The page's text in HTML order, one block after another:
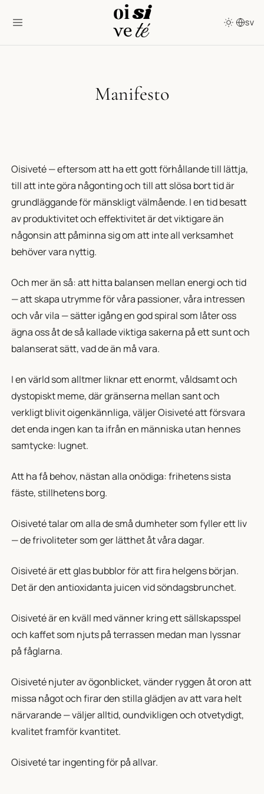
SV
Manifesto
Oisiveté — eftersom att ha ett gott förhållande till lättja,
till att inte göra någonting och till att slösa bort tid är
grundläggande för mänskligt välmående. I en tid besatt
av produktivitet och effektivitet är det viktigare än
någonsin att påminna sig om att inte all verksamhet
behöver vara nyttig.
Och mer än så: att hitta balansen mellan energi och tid
— att skapa utrymme för våra passioner, våra intressen
och vår vila — sätter igång en god spiral som låter oss
ägna oss åt de så kallade viktiga sakerna på ett sunt och
balanserat sätt, vad de än må vara.
I en värld som alltmer liknar ett enormt, våldsamt och
dystopiskt meme, där gränserna mellan sant och
verkligt blivit oigenkännliga, väljer Oisiveté att försvara
det enda ingen kan ta ifrån en människa utan hennes
samtycke: lugnet.
Att ha få behov, nästan alla onödiga: frihetens sista
fäste, stillhetens borg.
Oisiveté talar om alla de små dumheter som fyller ett liv
— de frivoliteter som ger lätthet åt våra dagar.
Oisiveté är ett glas bubblor för att fira helgens början.
Det är den antioxidanta juicen vid söndagsbrunchet.
Oisiveté är en kväll med vänner kring ett sällskapsspel
och kaffet som njuts på terrassen medan man lyssnar
på fåglarna.
Oisiveté njuter av ögonblicket, vänder ryggen åt oron att
missa något och firar den stilla glädjen av att vara helt
närvarande — väljer alltid, oundvikligen och otvetydigt,
kvalitet framför kvantitet.
Oisiveté tar ingenting för på allvar.